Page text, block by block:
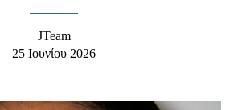
JTeam
25 Ιουνίου 2026